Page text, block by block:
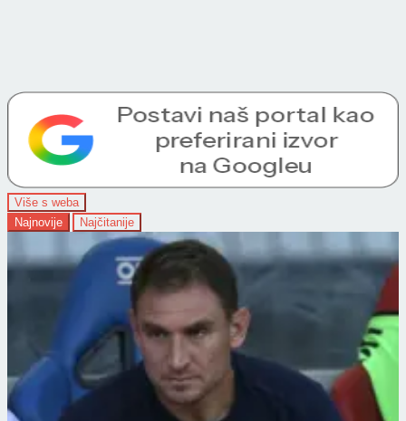
Više s weba
Najnovije
Najčitanije